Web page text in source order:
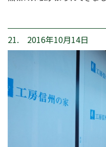
21. 2016年10月14日